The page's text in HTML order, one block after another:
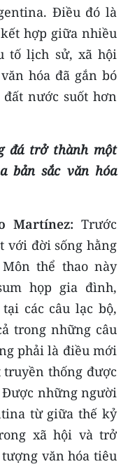
Điều đó là
hợp giữa nhiều
tố lịch sử, xã hội
hóa đã gắn bó
nước suốt hơn
đá trở thành một
bản sắc văn hóa
Martínez: Trước
với đời sống hằng
thể thao này
họp gia đình,
các câu lạc bộ,
trong những câu
phải là điều mới
thống được
Được những người
từ giữa thế kỷ
xã hội và trở
văn hóa tiêu